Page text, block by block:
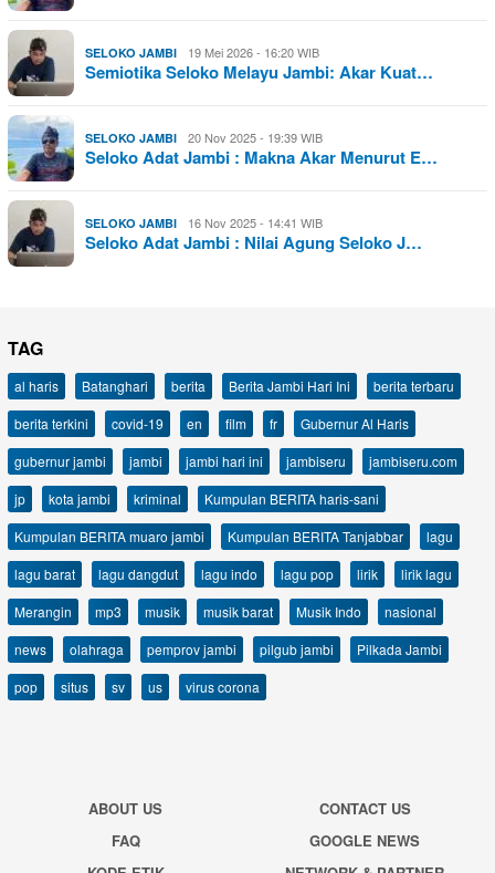
SELOKO JAMBI 19 Mei 2026 - 16:20 WIB
Semiotika Seloko Melayu Jambi: Akar Kuat…
SELOKO JAMBI 20 Nov 2025 - 19:39 WIB
Seloko Adat Jambi : Makna Akar Menurut E…
SELOKO JAMBI 16 Nov 2025 - 14:41 WIB
Seloko Adat Jambi : Nilai Agung Seloko J…
TAG
al haris Batanghari berita Berita Jambi Hari Ini
berita terbaru
berita terkini
covid-19 en film fr
Gubernur Al Haris
gubernur jambi
jambi jambi hari ini jambiseru
jambiseru.com
jp
kota jambi kriminal
Kumpulan BERITA haris-sani
Kumpulan BERITA muaro jambi
Kumpulan BERITA Tanjabbar
lagu
lagu barat
lagu dangdut lagu indo lagu pop lirik
lirik lagu
Merangin
mp3 musik musik barat Musik Indo
nasional
news
olahraga pemprov jambi pilgub jambi
Pilkada Jambi
pop
situs sv us virus corona
ABOUT US
CONTACT US
FAQ
GOOGLE NEWS